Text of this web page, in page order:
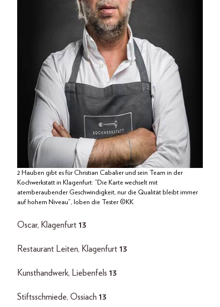
2 Hauben gibt es für Christian Cabalier und sein Team in der
Kochwerkstatt in Klagenfurt: “Die Karte wechselt mit
atemberaubender Geschwindigkeit, nur die Qualität bleibt immer
auf hohem Niveau”, loben die Tester ©KK
Oscar, Klagenfurt 13
Restaurant Leiten, Klagenfurt 13
Kunsthandwerk, Liebenfels 13
Stiftsschmiede, Ossiach 13